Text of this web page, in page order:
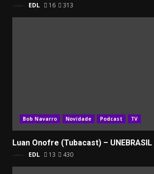
EDL 16 313
Bob Navarro Novidade Podcast TV
Luan Onofre (Tubacast) – UNEBRASIL
EDL 13 430